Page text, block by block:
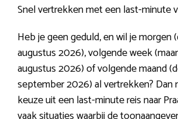
Snel vertrekken met een last-minute
Heb je geen geduld, en wil je morgen
augustus 2026), volgende week
augustus 2026) of volgende maand
september 2026) al vertrekken? Dan
keuze uit een last-minute reis naar